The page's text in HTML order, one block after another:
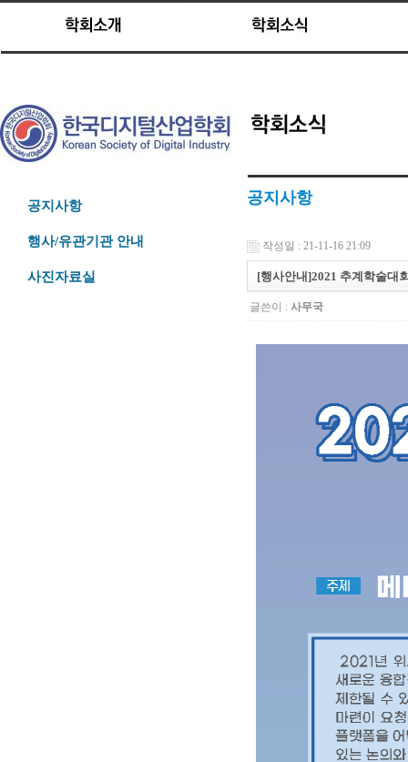
공지사항
행사/유관기관 안내
사진자료실
공지사항
작성일 : 21-11-16 21:09
[행사안내]2021 추계학술대
글쓴이 : 사무국